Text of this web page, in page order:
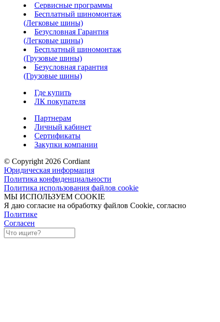
Сервисные программы
Бесплатный шиномонтаж
(Легковые шины)
Безусловная Гарантия
(Легковые шины)
Бесплатный шиномонтаж
(Грузовые шины)
Безусловная гарантия
(Грузовые шины)
Где купить
ЛК покупателя
Партнерам
Личный кабинет
Сертификаты
Закупки компании
© Copyright 2026 Cordiant
Юридическая информация
Политика конфиденциальности
Политика использования файлов cookie
МЫ ИСПОЛЬЗУЕМ COOKIE
Я даю согласие на обработку файлов Cookie, согласно
Политике
Согласен